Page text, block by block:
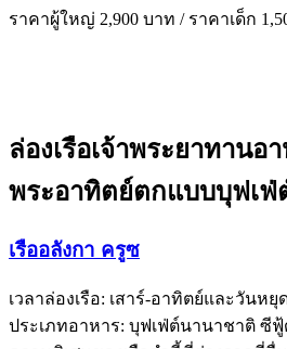
ราคาผู้ใหญ่ 2,900 บาท / ราคาเด็ก
ล่องเรือเจ้าพระยาทานอ
พระอาทิตย์ตกแบบบุฟเฟ่
เรืออลังกา ครูซ
เวลาล่องเรือ: เสาร์-อาทิตย์และวันหยุด
ประเภทอาหาร: บุฟเฟ่ต์นานาชาติ ซี